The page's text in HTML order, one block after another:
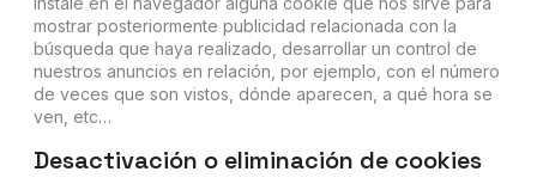
mostrar posteriormente publicidad relacionada con la
búsqueda que haya realizado, desarrollar un control de
nuestros anuncios en relación, por ejemplo, con el número
de veces que son vistos, dónde aparecen, a qué hora se
ven, etc…
Desactivación o eliminación de cookies